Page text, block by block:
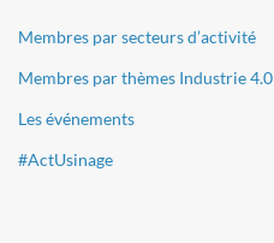
Membres par secteurs d’activité
Membres par thèmes Industrie 4.0
Les événements
#ActUsinage